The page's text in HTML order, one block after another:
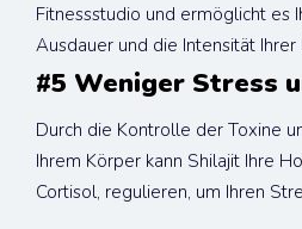
Fitnessstudio und ermöglicht es
Ausdauer und die Intensität
#5 Weniger Stress
Durch die Kontrolle der Toxine
Ihrem Körper kann Shilajit Ihre
Cortisol, regulieren, um Ihren